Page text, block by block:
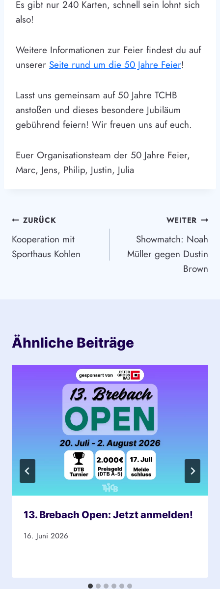
Es gibt nur 240 Karten, schnell sein lohnt sich
also!
Weitere Informationen zur Feier findest du auf
unserer Seite rund um die 50 Jahre Feier!
Lasst uns gemeinsam auf 50 Jahre TCHB
anstoßen und dieses besondere Jubiläum
gebührend feiern! Wir freuen uns auf euch.
Euer Organisationsteam der 50 Jahre Feier,
Marc, Jens, Philip, Justin, Julia
Beitragsnavigation
ZURÜCK
Kooperation mit
Sporthaus Kohlen
WEITER
Showmatch: Noah
Müller gegen Dustin
Brown
Ähnliche Beiträge
13. Brebach Open: Jetzt anmelden!
16. Juni 2026